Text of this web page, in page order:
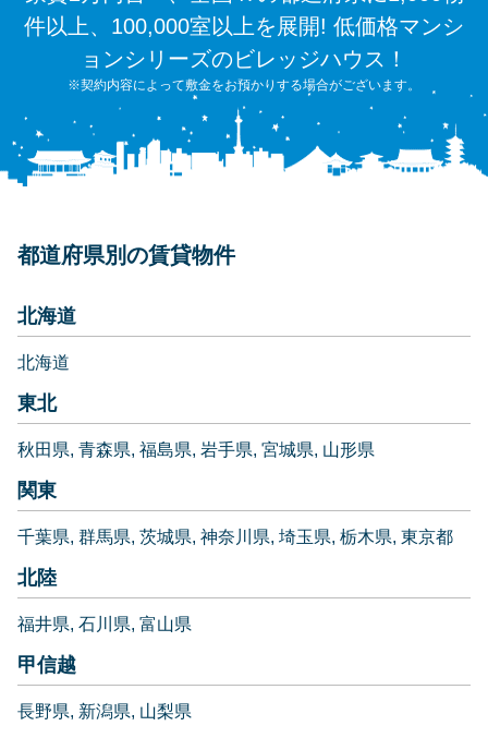
件以上、100,000室以上を展開! 低価格マンシ
ョンシリーズのビレッジハウス！
※契約内容によって敷金をお預かりする場合がございます。
都道府県別の賃貸物件
北海道
北海道
東北
秋田県 青森県 福島県 岩手県 宮城県 山形県
関東
千葉県 群馬県 茨城県 神奈川県 埼玉県 栃木県 東京都
北陸
福井県 石川県 富山県
甲信越
長野県 新潟県 山梨県